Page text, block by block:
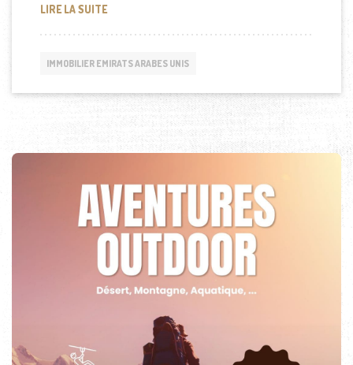
LIRE LA SUITETUNISIE: SAMA DUBAÏ
IMMOBILIER EMIRATS ARABES UNIS